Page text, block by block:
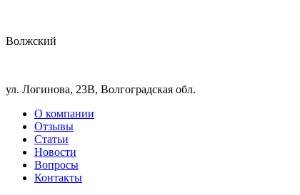
Волжский
ул. Логинова, 23В, Волгоградская обл.
О компании
Отзывы
Статьи
Новости
Вопросы
Контакты